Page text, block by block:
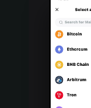
Português (Portugal)
Bahasa Indonesia